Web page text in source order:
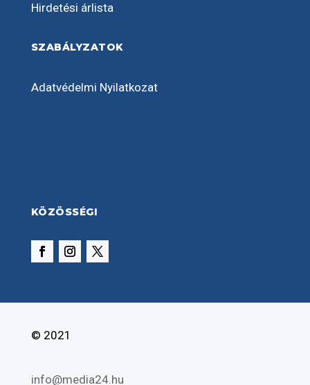
Hirdetési árlista
SZABÁLYZATOK
Adatvédelmi Nyilatkozat
KÖZÖSSÉGI
© 2021
info@media24.hu